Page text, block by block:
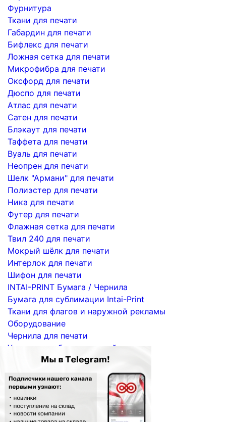
Фурнитура
Ткани для печати
Габардин для печати
Бифлекс для печати
Ложная сетка для печати
Микрофибра для печати
Оксфорд для печати
Дюспо для печати
Атлас для печати
Сатен для печати
Блэкаут для печати
Таффета для печати
Вуаль для печати
Неопрен для печати
Шелк "Армани" для печати
Полиэстер для печати
Ника для печати
Футер для печати
Флажная сетка для печати
Твил 240 для печати
Мокрый шёлк для печати
Интерлок для печати
Шифон для печати
INTAI-PRINT Бумага / Чернила
Бумага для сублимации Intai-Print
Ткани для флагов и наружной рекламы
Оборудование
Чернила для печати
Услуги по сублимационной печати